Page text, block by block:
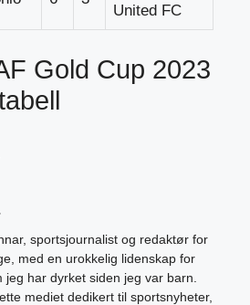
United FC
Gold Cup 2023
sportsjournalist og redaktør for
med en urokkelig lidenskap for
jeg har dyrket siden jeg var barn.
mediet dedikert til sportsnyheter,